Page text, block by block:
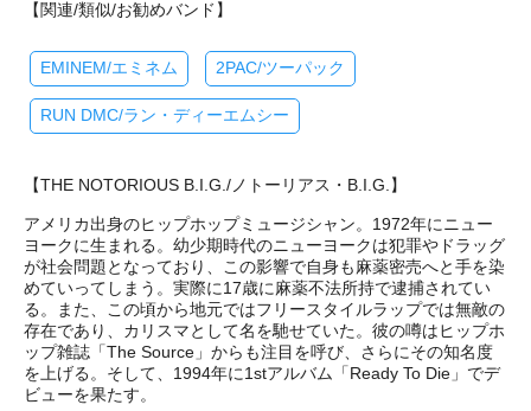
【関連/類似/お勧めバンド】
EMINEM/エミネム 2PAC/ツーパック
RUN DMC/ラン・ディーエムシー
【THE NOTORIOUS B.I.G./ノトーリアス・B.I.G.】
アメリカ出身のヒップホップミュージシャン。1972年にニュー
ヨークに生まれる。幼少期時代のニューヨークは犯罪やドラッグ
が社会問題となっており、この影響で自身も麻薬密売へと手を染
めていってしまう。実際に17歳に麻薬不法所持で逮捕されてい
る。また、この頃から地元ではフリースタイルラップでは無敵の
存在であり、カリスマとして名を馳せていた。彼の噂はヒップホ
ップ雑誌「The Source」からも注目を呼び、さらにその知名度
を上げる。そして、1994年に1stアルバム「Ready To Die」でデ
ビューを果たす。